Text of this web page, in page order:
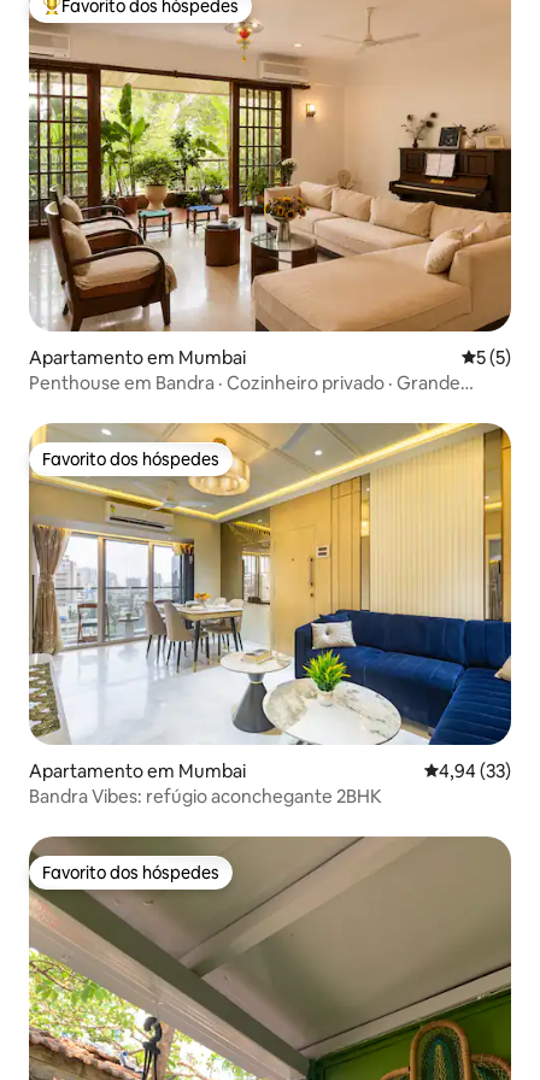
Favoritos dos hóspedes mais apreciados
Favorito dos hóspedes
Apartamento em Mumbai
5 (5)
Penthouse em Bandra · Cozinheiro privado · Grande
Favorito dos hóspedes
Favorito dos hóspedes
Apartamento em Mumbai Classificação
4,94 (33)
Bandra Vibes: refúgio aconchegante 2BHK
Favorito dos hóspedes
Favorito dos hóspedes